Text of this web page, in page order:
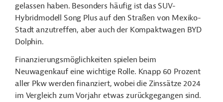
gelassen haben. Besonders häufig ist das SUV-
Hybridmodell Song Plus auf den Straßen von Mexiko-
Stadt anzutreffen, aber auch der Kompaktwagen BYD
Dolphin.
Finanzierungsmöglichkeiten spielen beim
Neuwagenkauf eine wichtige Rolle. Knapp 60 Prozent
aller Pkw werden finanziert, wobei die Zinssätze 2024
im Vergleich zum Vorjahr etwas zurückgegangen sind.